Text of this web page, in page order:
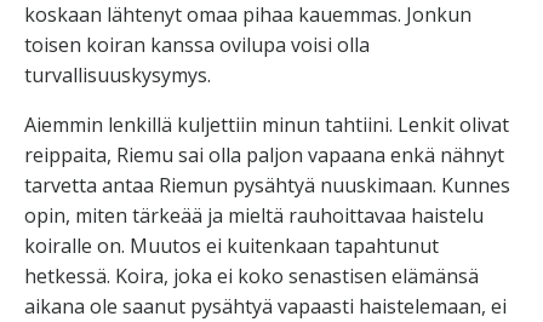
koskaan lähtenyt omaa pihaa kauemmas. Jonkun
toisen koiran kanssa ovilupa voisi olla
turvallisuuskysymys.
Aiemmin lenkillä kuljettiin minun tahtiini. Lenkit olivat
reippaita, Riemu sai olla paljon vapaana enkä nähnyt
tarvetta antaa Riemun pysähtyä nuuskimaan. Kunnes
opin, miten tärkeää ja mieltä rauhoittavaa haistelu
koiralle on. Muutos ei kuitenkaan tapahtunut
hetkessä. Koira, joka ei koko senastisen elämänsä
aikana ole saanut pysähtyä vapaasti haistelemaan, ei